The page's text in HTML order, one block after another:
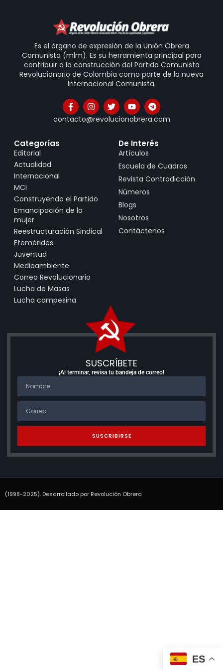
Es el órgano de expresión de la Unión Obrera
Comunista (mlm). Es su herramienta principal para
contribuir a la construcción del Partido Comunista
Revolucionario de Colombia como parte de la nueva
Internacional Comunista.
contacto@revolucionobrera.com
Categorías
Editorial
Actualidad
Internacional
MCI
Construyendo el Partido
Emancipación de la
mujer
Reestructuración Sindical
Efemérides
Juventud
Medioambiente
Correo Revolucionario
Lucha de Masas
Lucha campesina
De Interés
Artículos
Escuela de Cuadros
Revista Contradicción
Números
Blogs
Nosotros
Contáctenos
SUSCRÍBETE
¡Al terminar, revisa tu bandeja de correo!
SUSCRIBIRSE
(1998-2025). Desarrollado por Revolución Obrera
ES